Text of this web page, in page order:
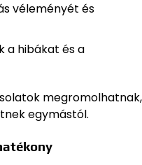
véleményét és
a hibákat és a
megromolhatnak,
egymástól.